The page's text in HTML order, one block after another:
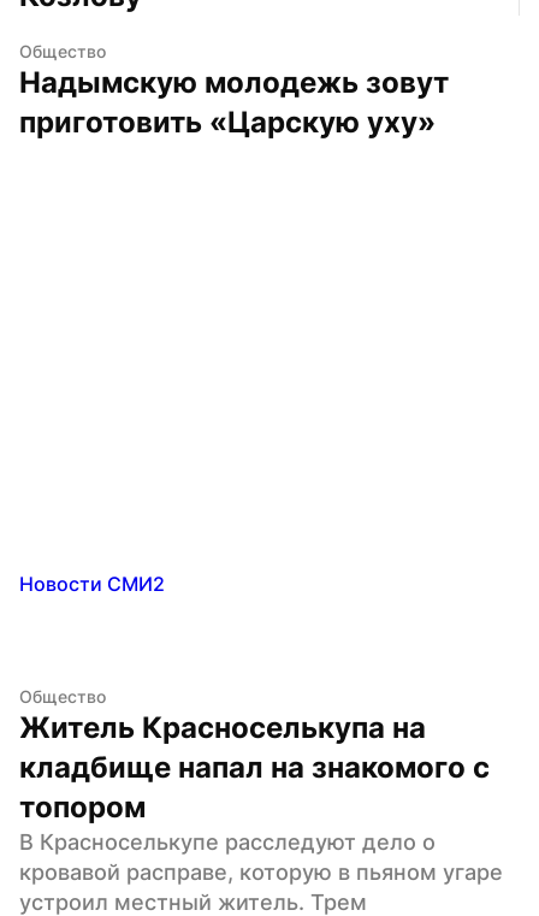
Общество
Надымскую молодежь зовут
приготовить «Царскую уху»
Новости СМИ2
Общество
Житель Красноселькупа на
кладбище напал на знакомого с
топором
В Красноселькупе расследуют дело о
кровавой расправе, которую в пьяном угаре
устроил местный житель. Трем